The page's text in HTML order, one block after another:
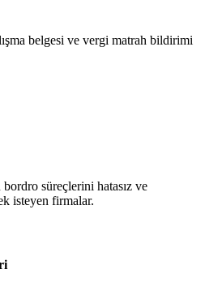
belgesi ve vergi matrah bildirimi
bordro süreçlerini hatasız ve
isteyen firmalar.